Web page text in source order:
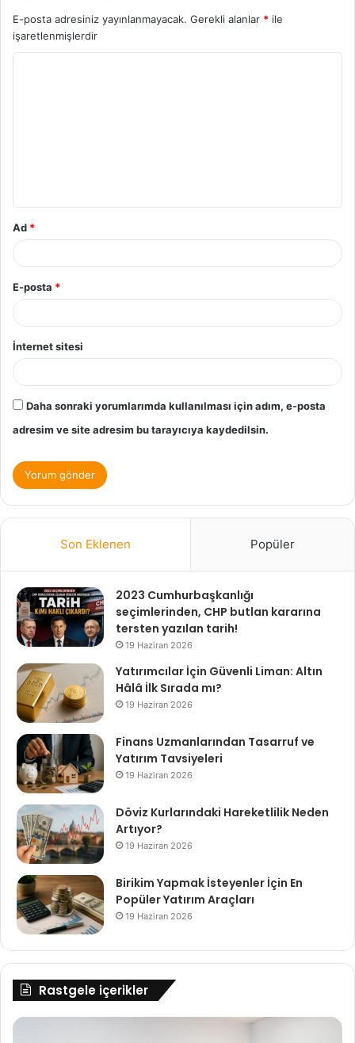
E-posta adresiniz yayınlanmayacak. Gerekli alanlar * ile
işaretlenmişlerdir
Ad *
E-posta *
İnternet sitesi
Daha sonraki yorumlarımda kullanılması için adım, e-posta
adresim ve site adresim bu tarayıcıya kaydedilsin.
Son Eklenen Popüler
2023 Cumhurbaşkanlığı
seçimlerinden, CHP butlan kararına
tersten yazılan tarih!
19 Haziran 2026
Yatırımcılar İçin Güvenli Liman: Altın
Hâlâ İlk Sırada mı?
19 Haziran 2026
Finans Uzmanlarından Tasarruf ve
Yatırım Tavsiyeleri
19 Haziran 2026
Döviz Kurlarındaki Hareketlilik Neden
Artıyor?
19 Haziran 2026
Birikim Yapmak İsteyenler İçin En
Popüler Yatırım Araçları
19 Haziran 2026
Rastgele içerikler
Tepe